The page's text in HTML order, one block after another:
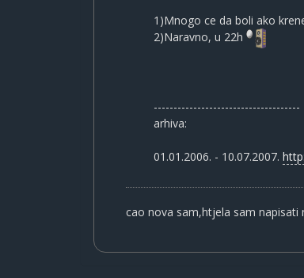
1)Mnogo ce da boli ako
2)Naravno, u 22h
-------------------------------------
arhiva:
01.01.2006. - 10.07.2007.
cao nova sam,htjela sam